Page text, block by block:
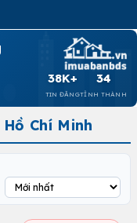
38K+
TIN ĐĂNG
34
TỈNH THÀNH
Chí Minh